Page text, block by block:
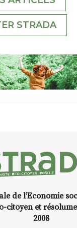
STRADA
de l’Economie
citoyen et
2008